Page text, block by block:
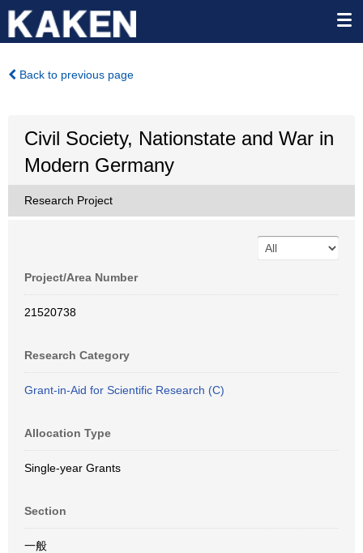
Back to previous page
Civil Society, Nationstate and War in
Modern Germany
Research Project
Project/Area Number
21520738
Research Category
Grant-in-Aid for Scientific Research (C)
Allocation Type
Single-year Grants
Section
一般